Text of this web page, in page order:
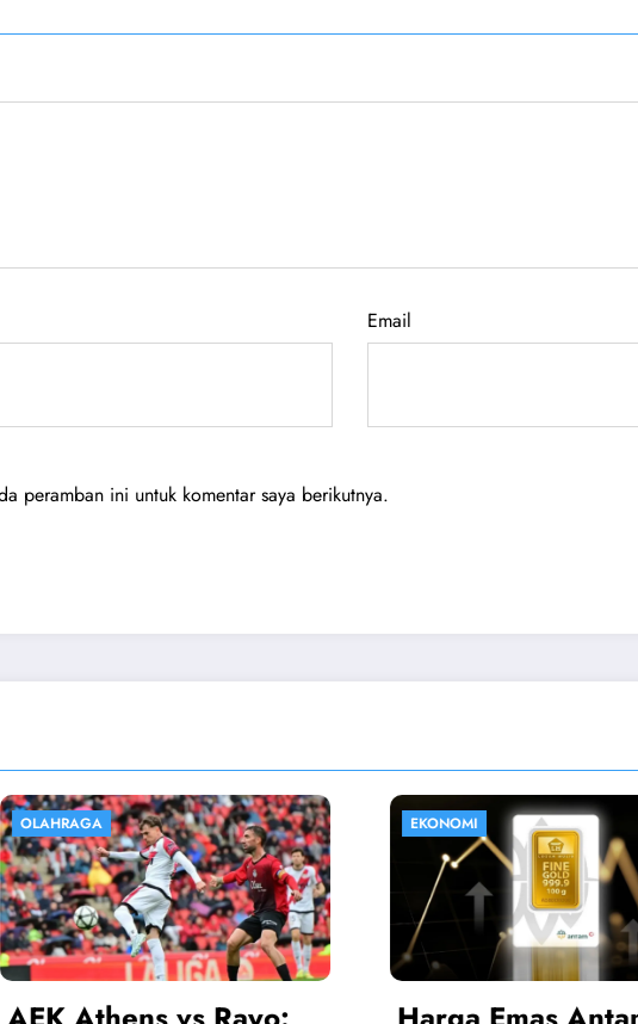
Email
peramban ini untuk komentar saya berikutnya.
EKONOMI HIBURAN